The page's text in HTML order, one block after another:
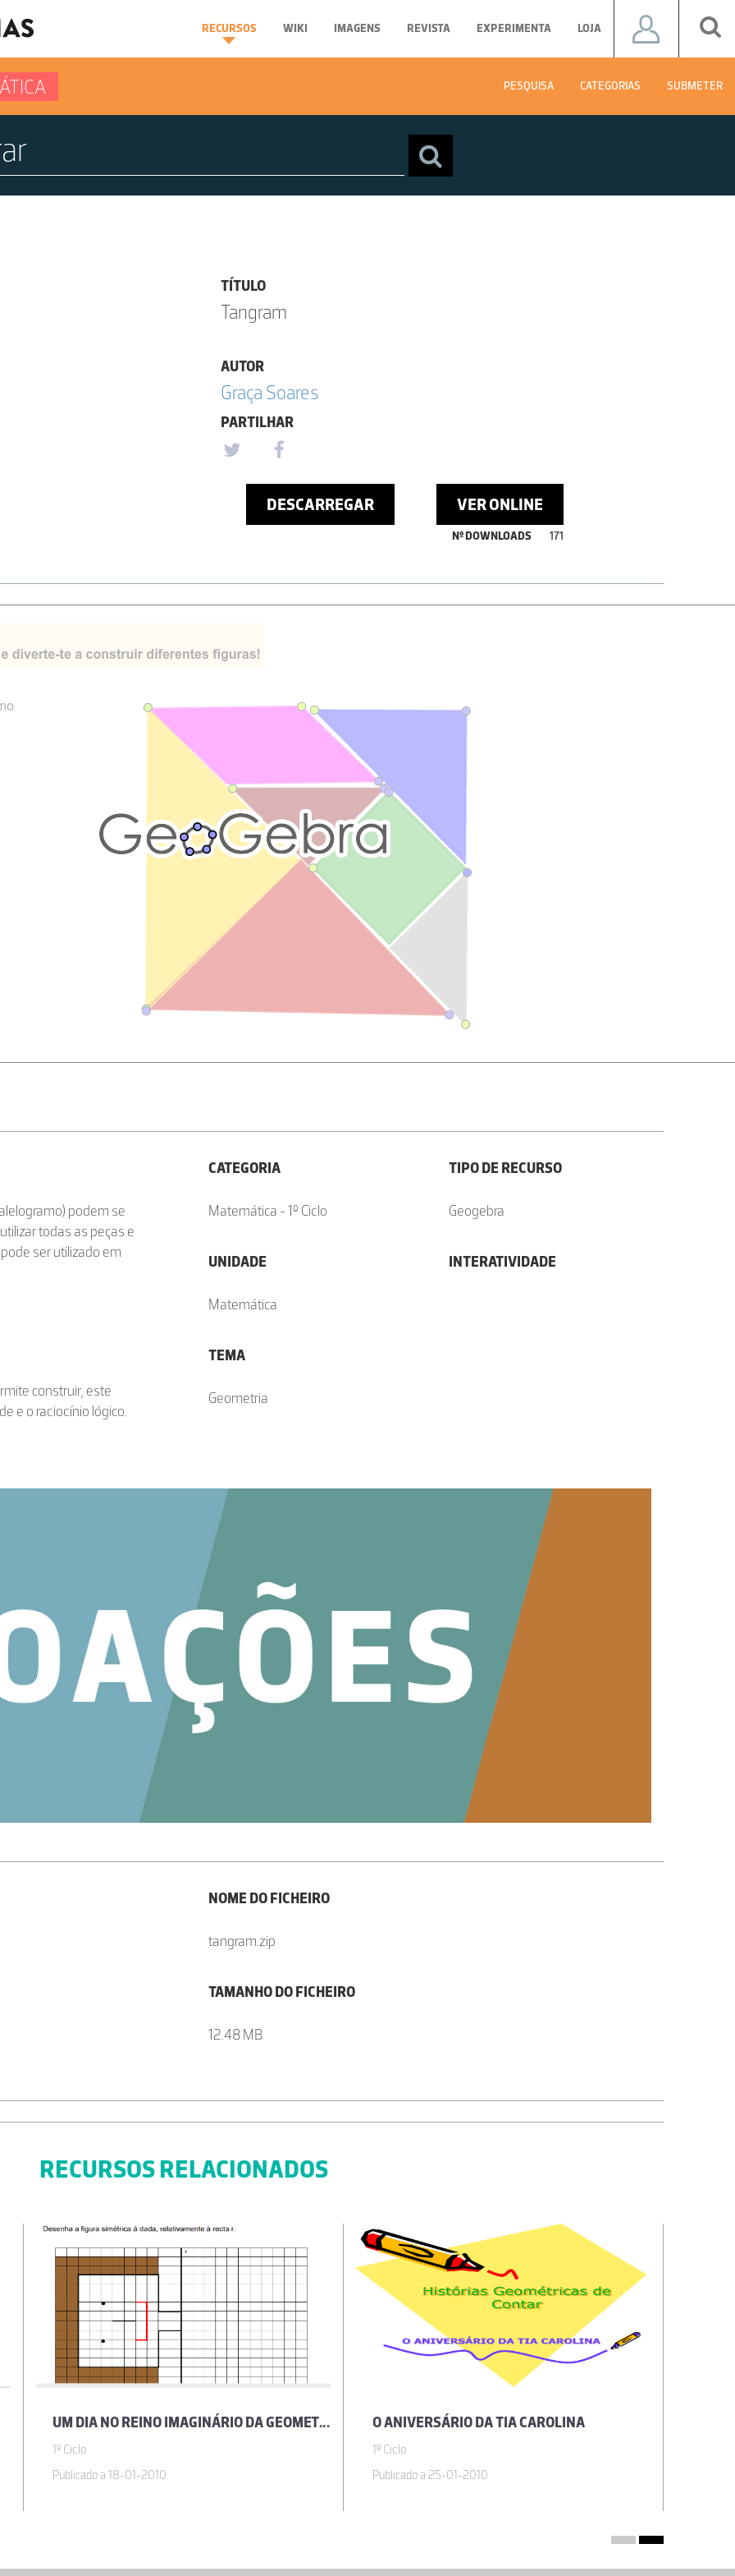
RECURSOS WIKI IMAGENS REVISTA EXPERIMENTA LOJA
PESQUISA CATEGORIAS SUBMETER
TÍTULO
Tangram
AUTOR
Graça Soares
PARTILHAR
DESCARREGAR VER ONLINE
Nº DOWNLOADS 171
podem se
todas as peças e
ser utilizado em
construir, este
e o raciocínio lógico.
CATEGORIA
Matemática - 1º Ciclo
UNIDADE
Matemática
TEMA
Geometria
TIPO DE RECURSO
Geogebra
INTERATIVIDADE
NOME DO FICHEIRO
tangram.zip
TAMANHO DO FICHEIRO
12.48 MB
RECURSOS RELACIONADOS
UM DIA NO REINO IMAGINÁRIO DA GEOMETRIA
1º Ciclo
Publicado a 18-01-2010
O ANIVERSÁRIO DA TIA CAROLINA
1º Ciclo
Publicado a 25-01-2010